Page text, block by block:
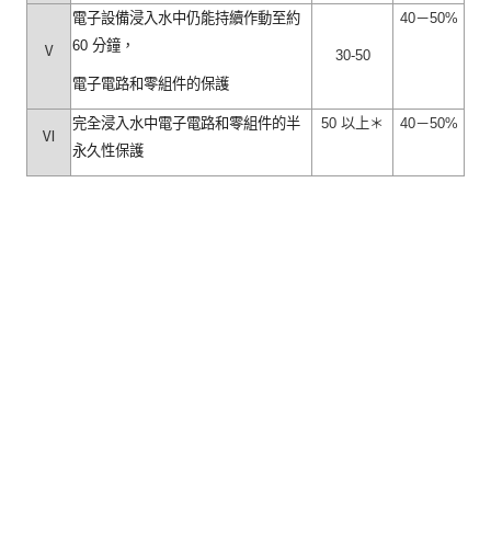
Ⅴ
電子設備浸入水中仍能持續作動至約
60 分鐘，
電子電路和零組件的保護
30-50
40－50%
Ⅵ
完全浸入水中電子電路和零組件的半
永久性保護
50以上＊ 40－50%